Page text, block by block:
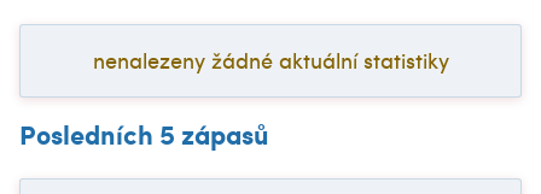
nenalezeny žádné aktuální statistiky
Posledních 5 zápasů